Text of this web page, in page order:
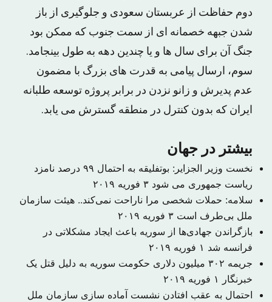
دوم حفاظت از عربستان سعودی و جلوگیری از باز
شدن جبهه خصمانه ای از سمت جنوب که ممکن بود
جنگ آن برای سال ها و یا چندین دهه به طول بینجامد.
سوم، ارسال پیامی به قدرت های بزرگ با مضمون
عدم پدیرش و زانو نزدن در برابر پروژه توسعه طلبانه
ایران که بدون کنترل در منطقه گسترش می یابد.
بیشتر در جهان
نخست وزیر الجزایر: بوتفلیقه به احتمال ۹۹ درصد نامزد
ریاست جمهوری می شود ۳ فوریه ۲۰۱۹
سلامه: حملات شخصی مرا ناراحت نمی‌کند.. هیئت سازمان
ملل بی‌طرف است ۳ فوریه ۲۰۱۹
بازگراندن جهادی‌ها از سوریه باعث ایجاد مشکلاتی در
فرانسه شد ۱ فوریه ۲۰۱۹
جریمه ۳۰۲ میلیون دلاری حکومت سوریه به دلیل قتل یک
خبرنگار
۱ فوریه ۲۰۱۹
احتمال به عقب افتادن نشست آماده سازی سازمان ملل